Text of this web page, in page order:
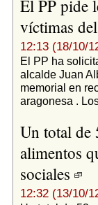
El PP pide
víctimas
12:13 (18/10/
El PP ha
alcalde Juan
memorial en
aragonesa .
Un total de
alimentos
sociales
12:32 (13/10/